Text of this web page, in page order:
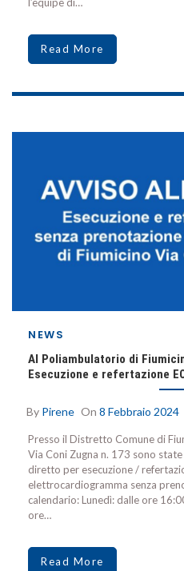
l’equipe di…
Read More
NEWS
Al Poliambulatorio di
Esecuzione e refertazione
By Pirene On 8 Febbraio 2024
Presso il Distretto Comune di
Via Coni Zugna n. 173 sono
diretto per esecuzione /
elettrocardiogramma senza
calendario: Lunedì: dalle ore
ore…
Read More